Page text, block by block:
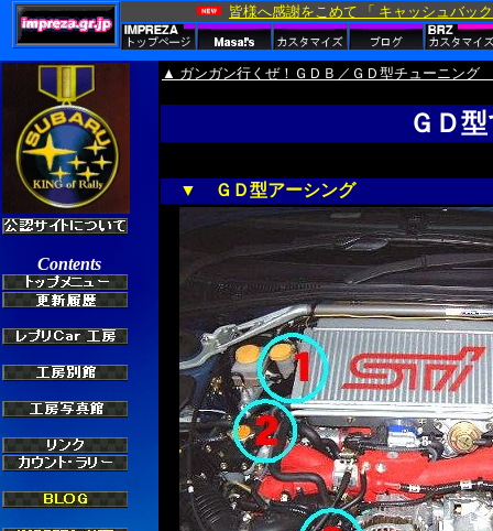
▲ ガンガン行くぜ！ＧＤＢ／ＧＤ型チューニング
ＧＤ
▼ ＧＤ型アーシング